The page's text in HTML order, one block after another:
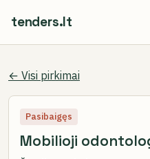
tenders.lt
← Visi pirkimai
Pasibaigęs
Mobilioji